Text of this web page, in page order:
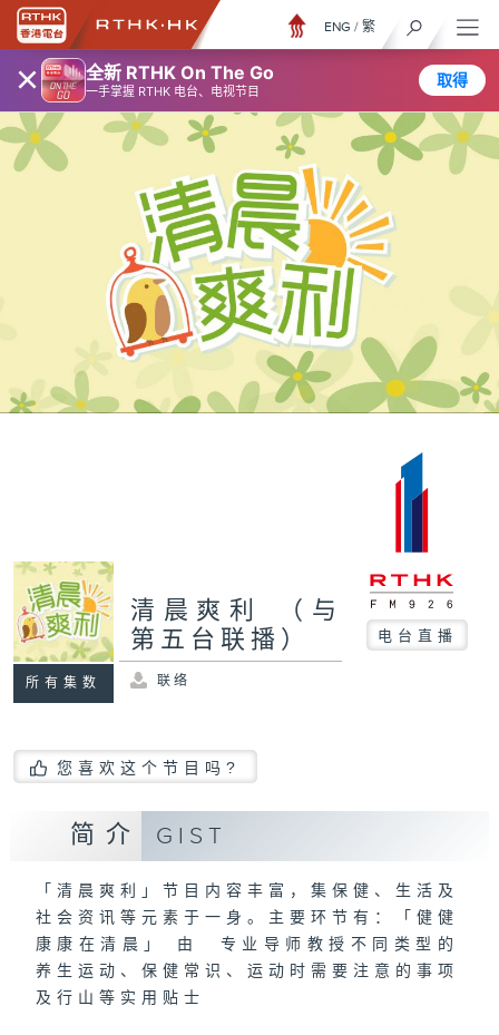
× 全新 RTHK On The Go
一手掌握 RTHK 电台、电视节目
取得
ENG / 繁
所有集数
清晨爽利 （与
第五台联播）
电台直播
联络
您喜欢这个节目吗?
简介 GIST
「清晨爽利」节目内容丰富，集保健、生活及
社会资讯等元素于一身。主要环节有：「健健
康康在清晨」 由 专业导师教授不同类型的
养生运动、保健常识、运动时需要注意的事项
及行山等实用贴士